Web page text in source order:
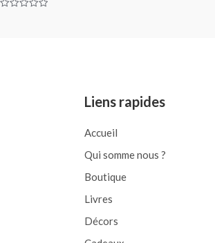
Liens rapides
Accueil
Qui somme nous ?
Boutique
Livres
Décors